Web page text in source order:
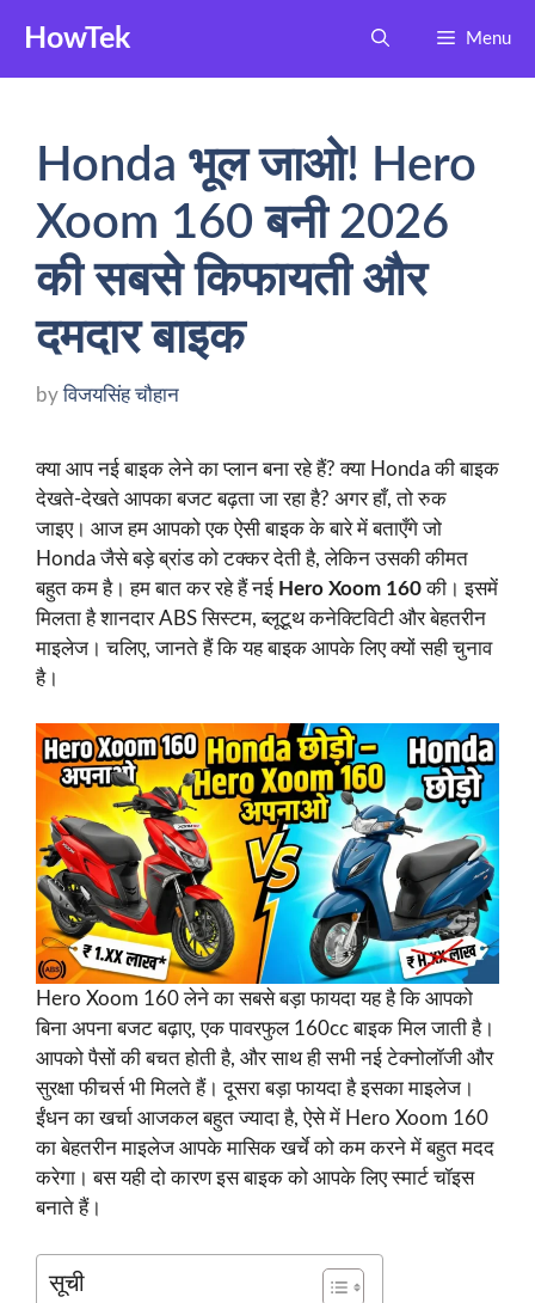
content
HowTek Menu
Honda भूल जाओ! Hero
Xoom 160 बनी 2026
की सबसे किफायती और
दमदार बाइक
byविजयसिंह चौहान
क्या आप नई बाइक लेने का प्लान बना रहे हैं? क्या Honda की बाइक
देखते-देखते आपका बजट बढ़ता जा रहा है? अगर हाँ, तो रुक
जाइए। आज हम आपको एक ऐसी बाइक के बारे में बताएँगे जो
Honda जैसे बड़े ब्रांड को टक्कर देती है, लेकिन उसकी कीमत
बहुत कम है। हम बात कर रहे हैं नई Hero Xoom 160की। इसमें
मिलता है शानदार ABS सिस्टम, ब्लूटूथ कनेक्टिविटी और बेहतरीन
माइलेज। चलिए, जानते हैं कि यह बाइक आपके लिए क्यों सही चुनाव
है।
Hero Xoom 160 लेने का सबसे बड़ा फायदा यह है कि आपको
बिना अपना बजट बढ़ाए, एक पावरफुल 160cc बाइक मिल जाती है।
आपको पैसों की बचत होती है, और साथ ही सभी नई टेक्नोलॉजी और
सुरक्षा फीचर्स भी मिलते हैं। दूसरा बड़ा फायदा है इसका माइलेज।
ईंधन का खर्चा आजकल बहुत ज्यादा है, ऐसे में Hero Xoom 160
का बेहतरीन माइलेज आपके मासिक खर्चे को कम करने में बहुत मदद
करेगा। बस यही दो कारण इस बाइक को आपके लिए स्मार्ट चॉइस
बनाते हैं।
सूची